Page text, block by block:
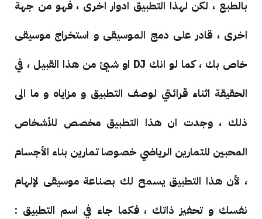
بالطبع ، لكن لهذا التطبيق ادوار اخرى ، فهو من جهة
اخرى ، قادر على دمج الموسيقى و استخراج موسيقى
خاص بك ، كما لو انك DJ او شيئ من هذا القبيل ، في
الحقيقة اثناء قرائتي لوصف التطبيق و مزاياه و ما الى
ذلك ، وجدت ان هذا التطبيق مخصص للأشخاص
المحبين للتمارين الرياضي خصوصا تمارين بناء الأجسام
، لأن هذا التطبيق يسمح لك بصناعة موسيقى لإلهام
نفسك و تحفيز ذاتك ، فكما جاء في اسم التطبيق :